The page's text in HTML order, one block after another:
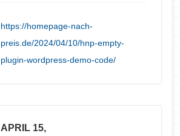
https://homepage-nach-
preis.de/2024/04/10/hnp-empty-
plugin-wordpress-demo-code/
APRIL 15,